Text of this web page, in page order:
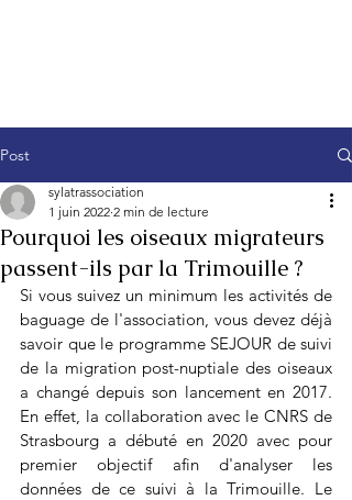
Post
Pourquoi les oiseaux migrateurs
passent-ils par la Trimouille ?
sylatrassociation
1 juin 2022 2 min de lecture
Si vous suivez un minimum les activités de
baguage de l'association, vous devez déjà
savoir que le programme SEJOUR de suivi
de la migration post-nuptiale des oiseaux
a changé depuis son lancement en 2017.
En effet, la collaboration avec le CNRS de
Strasbourg a débuté en 2020 avec pour
premier objectif afin d'analyser les
données de ce suivi à la Trimouille. Le